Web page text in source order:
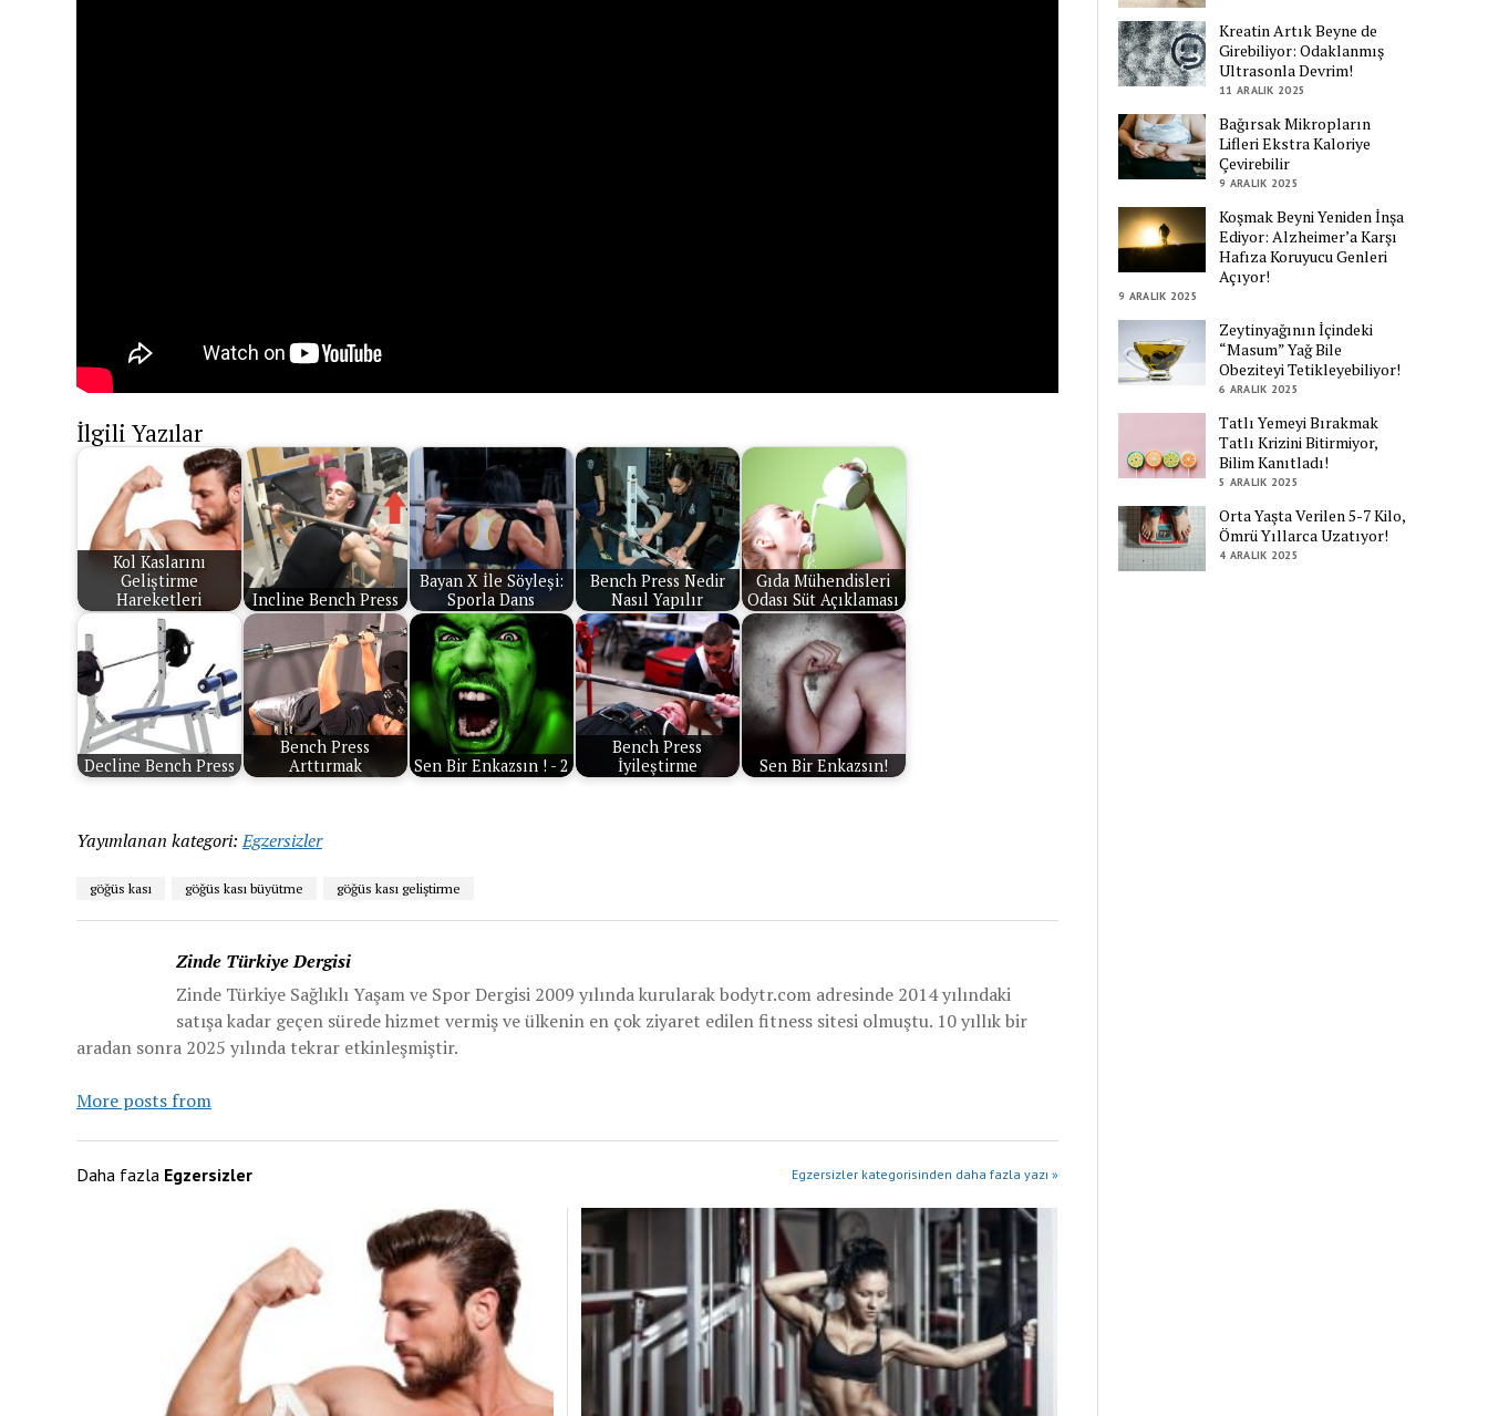
İlgili Yazılar
Kol Kaslarını
Geliştirme
Hareketleri
Incline Bench Press
Bayan X İle Söyleşi:
Sporla Dans
Bench Press Nedir
Nasıl Yapılır
Gıda Mühendisleri
Odası Süt Açıklaması
Decline Bench Press
Bench Press
Arttırmak
Sen Bir Enkazsın ! - 2
Bench Press
İyileştirme
Sen Bir Enkazsın!
Yayımlanan kategori: Egzersizler
göğüs kası göğüs kası büyütme göğüs kası geliştirme
Zinde Türkiye Dergisi
Zinde Türkiye Sağlıklı Yaşam ve Spor Dergisi 2009 yılında kurularak bodytr.com adresinde 2014 yılındaki
satışa kadar geçen sürede hizmet vermiş ve ülkenin en çok ziyaret edilen fitness sitesi olmuştu. 10 yıllık bir
aradan sonra 2025 yılında tekrar etkinleşmiştir.
More posts from
Daha fazla Egzersizler Egzersizler kategorisinden daha fazla yazı »
Kreatin Artık Beyne de
Girebiliyor: Odaklanmış
Ultrasonla Devrim!
11 ARALIK 2025
Bağırsak Mikropların
Lifleri Ekstra Kaloriye
Çevirebilir
9 ARALIK 2025
Koşmak Beyni Yeniden İnşa
Ediyor: Alzheimer’a Karşı
Hafıza Koruyucu Genleri
Açıyor!
9 ARALIK 2025
Zeytinyağının İçindeki
“Masum” Yağ Bile
Obeziteyi Tetikleyebiliyor!
6 ARALIK 2025
Tatlı Yemeyi Bırakmak
Tatlı Krizini Bitirmiyor,
Bilim Kanıtladı!
5 ARALIK 2025
Orta Yaşta Verilen 5-7 Kilo,
Ömrü Yıllarca Uzatıyor!
4 ARALIK 2025